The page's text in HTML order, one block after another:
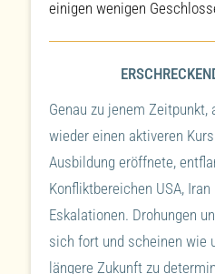
einigen wenigen
Genau zu jenem Zeitpunkt,
wieder einen aktiveren
Ausbildung eröffnete,
Konfliktbereichen USA,
Eskalationen. Drohungen
sich fort und scheinen wie
längere Zukunft zu